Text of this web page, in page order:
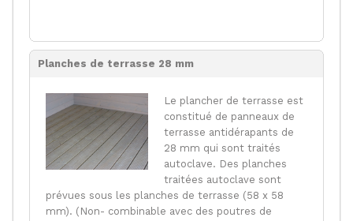
Planches de terrasse 28 mm
Le plancher de terrasse est
constitué de panneaux de
terrasse antidérapants de
28 mm qui sont traités
autoclave. Des planches
traitées autoclave sont
prévues sous les planches de terrasse (58 x 58
mm). (Non- combinable avec des poutres de